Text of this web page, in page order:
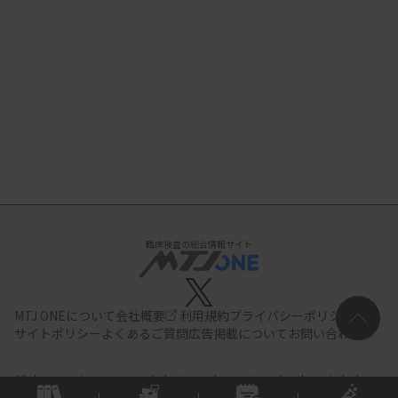
臨床検査の総合情報サイト
MTJ ONEについて会社概要 利用規約プライバシーポリシー
サイトポリシー よくあるご質問広告掲載について お問い合わせ
All documents,images and photographs contained in this site belong